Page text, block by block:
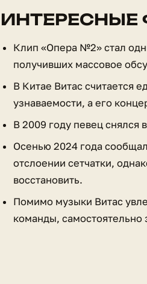
ИНТЕРЕСНЫЕ
Клип «Опера №2» стал
получивших массовое
В Китае Витас считается
узнаваемости, а его
В 2009 году певец снялся
Осенью 2024 года
отслоении сетчатки,
восстановить.
Помимо музыки Витас
команды, самостоятельно